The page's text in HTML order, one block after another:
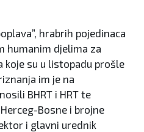
hrabrih pojedinaca
humanim djelima za
koje su u listopadu prošle
im je na
BHRT i HRT te
Bosne i brojne
i glavni urednik